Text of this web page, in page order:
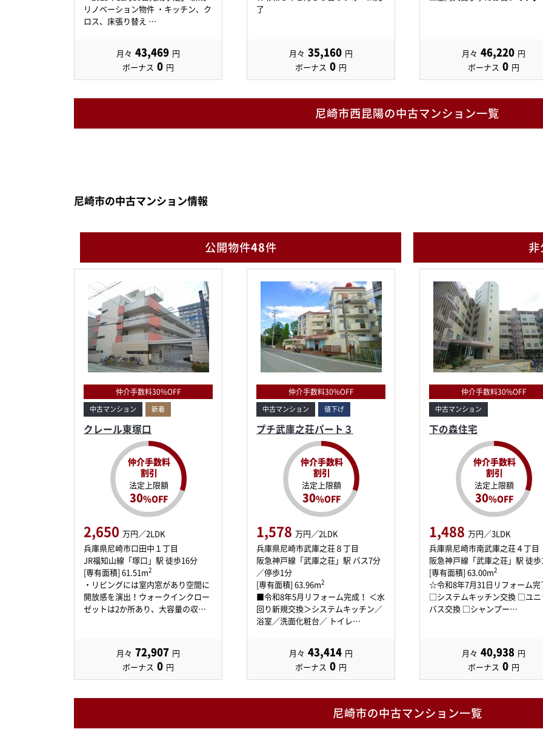
リノベーション物件 ・キッチン、ク
ロス、床張り替え …
月々 43,469 円
ボーナス 0 円
了
月々 35,160 円
ボーナス 0 円
月々 46,220 円
ボーナス 0 円
尼崎市西昆陽の中古マンション一覧
尼崎市の中古マンション情報
公開物件48件 非
仲介手数料30%OFF
中古マンション 新着
クレール東塚口
仲介手数料
割引
法定上限額
30%OFF
2,650 万円／2LDK
兵庫県尼崎市口田中１丁目
JR福知山線「塚口」駅 徒歩16分
[専有面積] 61.51m2
・リビングには室内窓があり空間に
開放感を演出！ウォークインクロー
ゼットは2か所あり、大容量の収納
月々 72,907 円
ボーナス 0 円
仲介手数料30%OFF
中古マンション 値下げ
プチ武庫之荘パート３
仲介手数料
割引
法定上限額
30%OFF
1,578 万円／2LDK
兵庫県尼崎市武庫之荘８丁目
阪急神戸線「武庫之荘」駅 バス7分
／停歩1分
[専有面積] 63.96m2
■令和8年5月リフォーム完成！ ＜水
回り新規交換＞システムキッチン／
浴室／洗面化粧台／ トイレ…
月々 43,414 円
ボーナス 0 円
仲介手数料30%OFF
中古マンション
下の森住宅
仲介手数料
割引
法定上限額
30%OFF
1,488 万円／3LDK
兵庫県尼崎市南武庫之荘４丁目
阪急神戸線「武庫之荘」駅 徒
[専有面積] 63.00m2
☆令和8年7月31日リフォーム
□システムキッチン交換 □ユニ
バス交換 □シャンプー…
月々 40,938 円
ボーナス 0 円
尼崎市の中古マンション一覧